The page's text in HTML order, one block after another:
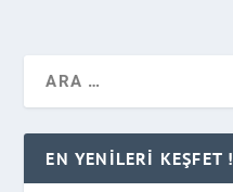
EN YENILERI KEŞFET !